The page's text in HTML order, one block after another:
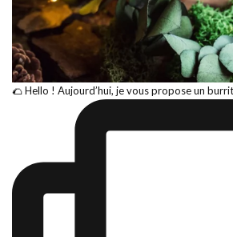
🌮 Hello ! Aujourd’hui, je vous propose un